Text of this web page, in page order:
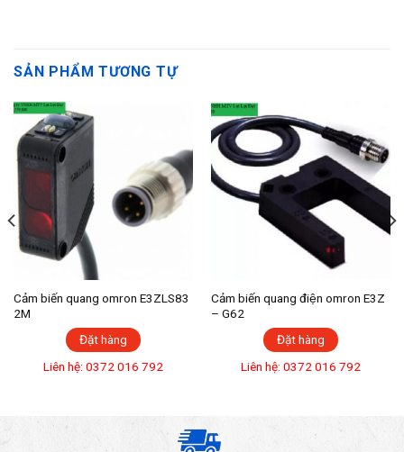
SẢN PHẨM TƯƠNG TỰ
Cảm biến quang omron E3ZLS83
2M
Đặt hàng
Liên hệ: 0372 016 792
Cảm biến quang điện omron E3Z
– G62
Đặt hàng
Liên hệ: 0372 016 792